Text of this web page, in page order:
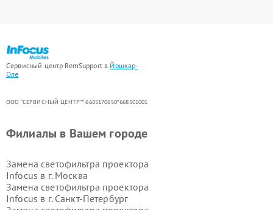
Сервисный центр RemSupport в Йошкар-
Оле
ООО "СЕРВИСНЫЙ ЦЕНТР"* 6685170650*668501001
Филиалы в Вашем городе
Замена светофильтра проектора
Infocus в г. Москва
Замена светофильтра проектора
Infocus в г. Санкт-Петербург